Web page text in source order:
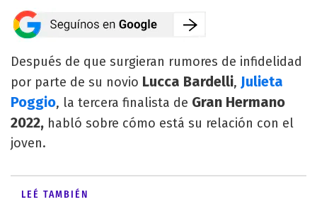
Después de que surgieran rumores de infidelidad
por parte de su novio Lucca Bardelli, Julieta
Poggio, la tercera finalista de Gran Hermano
2022, habló sobre cómo está su relación con el
joven.
LEÉ TAMBIÉN